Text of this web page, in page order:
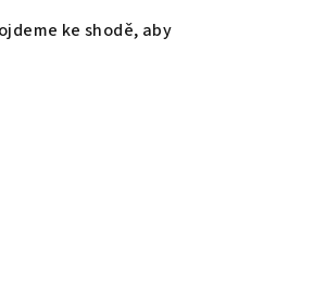
ke shodě, aby